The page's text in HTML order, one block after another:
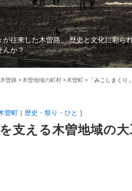
往来した木曽路。 歴史と文化に彩
んか？
曽路 > 木曽地域の町村 > 木曽町 > 「みこしまくり
曽町 歴史・祭り・ひと ］
支える木曽地域の